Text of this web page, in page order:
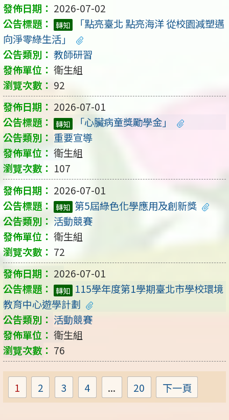
2026-07-02
轉知
「點亮臺北 點亮海洋 從校園減塑邁
向淨零綠生活」
教師研習
衛生組
92
2026-07-01
轉知
「心臟病童獎勵學金」
重要宣導
衛生組
107
2026-07-01
轉知 第5屆綠色化學應用及創新獎
活動競賽
衛生組
72
2026-07-01
轉知 115學年度第1學期臺北市學校環境
教育中心遊學計劃
活動競賽
衛生組
76
Page
1 Page
2 Page
3 Page
4 ... Page
20 下一頁